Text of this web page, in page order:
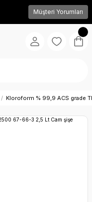
Müşteri Yorumları
Kloroform % 99,9 ACS grade